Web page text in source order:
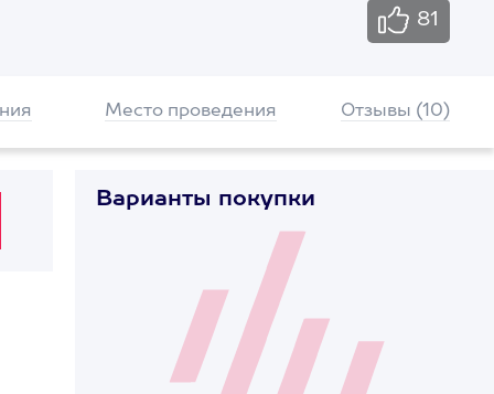
81
Место проведения Отзывы (10)
Варианты покупки